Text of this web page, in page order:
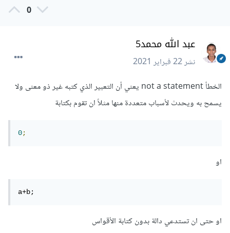
0
عبد الله محمد5
نشر22 فبراير 2021
الخطأ not a statement يعني أن التعبير الذي كتبه غير ذو معنى ولا
يسمح به ويحدث لأسباب متعددة منها مثلاً ان تقوم بكتابة
0;
او
a+b;
او حتى ان تستدعي دالة بدون كتابة الأقواس